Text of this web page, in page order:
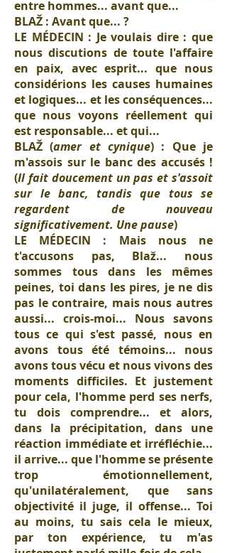
entre hommes... avant que...
BLAŽ : Avant que... ?
LE MÉDECIN : Je voulais dire : que
nous discutions de toute l'affaire
en paix, avec esprit... que nous
considérions les causes humaines
et logiques... et les conséquences...
que nous voyons réellement qui
est responsable... et qui...
BLAŽ (amer et cynique) : Que je
m'assois sur le banc des accusés !
(Il fait doucement un pas et s'assoit
sur le banc, tandis que tous se
regardent de nouveau
significativement. Une pause)
LE MÉDECIN : Mais nous ne
t'accusons pas, Blaž... nous
sommes tous dans les mêmes
peines, toi dans les pires, je ne dis
pas le contraire, mais nous autres
aussi... crois-moi... Nous savons
tous ce qui s'est passé, nous en
avons tous été témoins... nous
avons tous vécu et nous vivons des
moments difficiles. Et justement
pour cela, l'homme perd ses nerfs,
tu dois comprendre... et alors,
dans la précipitation, dans une
réaction immédiate et irréfléchie...
il arrive... que l'homme se présente
trop émotionnellement,
qu'unilatéralement, que sans
objectivité il juge, il offense... Toi
au moins, tu sais cela le mieux,
par ton expérience, tu m'as